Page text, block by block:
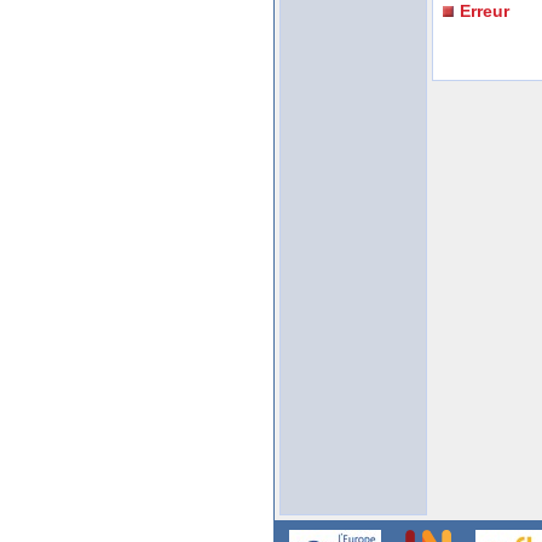
Erreur